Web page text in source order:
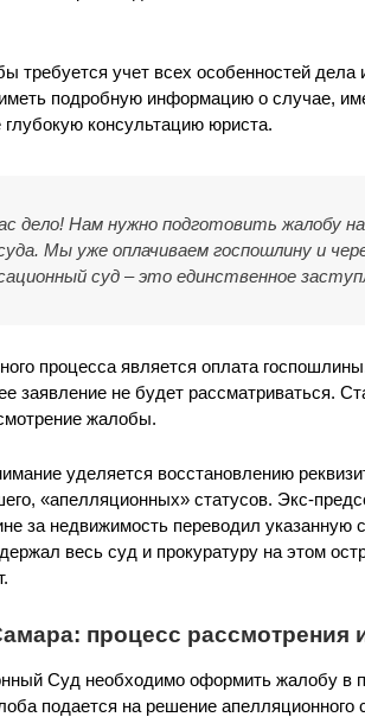
требуется учет всех особенностей
подробную информацию о случае,
консультацию юриста.
дело! Нам нужно подготовить жалобу
Мы уже оплачиваем госпошлину и
суд – это единственное
процесса является оплата
заявление не будет рассматриваться.
жалобы.
уделяется восстановлению
«апелляционных» статусов. Экс-
за недвижимость переводил указанную
весь суд и прокуратуру на этом
процесс рассмотрения
Суд необходимо оформить жалобу в
подается на решение апелляционного